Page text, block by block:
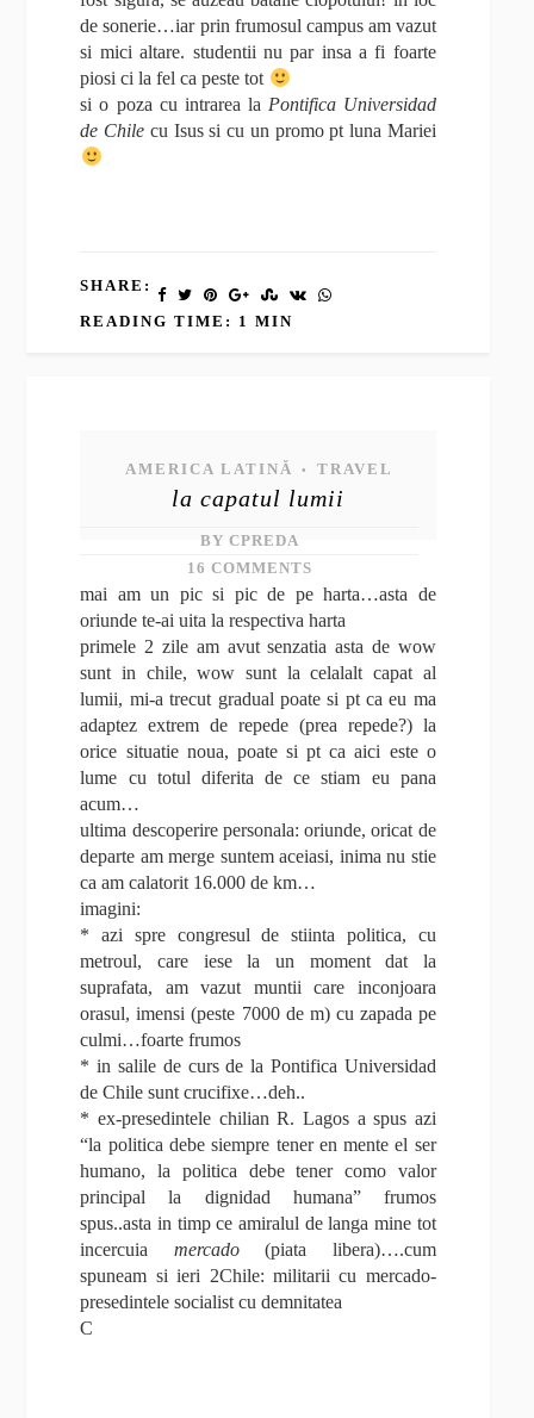
de sonerie…iar prin frumosul campus am vazut
si mici altare. studentii nu par insa a fi foarte
piosi ci la fel ca peste tot
si o poza cu intrarea la Pontifica Universidad
de Chile cu Isus si cu un promo pt luna Mariei
SHARE:
READING TIME: 1 MIN
AMERICA LATINĂ • TRAVEL
la capatul lumii
BY CPREDA
16 COMMENTS
mai am un pic si pic de pe harta…asta de
oriunde te-ai uita la respectiva harta
primele 2 zile am avut senzatia asta de wow
sunt in chile, wow sunt la celalalt capat al
lumii, mi-a trecut gradual poate si pt ca eu ma
adaptez extrem de repede (prea repede?) la
orice situatie noua, poate si pt ca aici este o
lume cu totul diferita de ce stiam eu pana
acum…
ultima descoperire personala: oriunde, oricat de
departe am merge suntem aceiasi, inima nu stie
ca am calatorit 16.000 de km…
imagini:
* azi spre congresul de stiinta politica, cu
metroul, care iese la un moment dat la
suprafata, am vazut muntii care inconjoara
orasul, imensi (peste 7000 de m) cu zapada pe
culmi…foarte frumos
* in salile de curs de la Pontifica Universidad
de Chile sunt crucifixe…deh..
* ex-presedintele chilian R. Lagos a spus azi
“la politica debe siempre tener en mente el ser
humano, la politica debe tener como valor
principal la dignidad humana” frumos
spus..asta in timp ce amiralul de langa mine tot
incercuia mercado(piata libera)….cum
spuneam si ieri 2Chile: militarii cu mercado-
presedintele socialist cu demnitatea
C